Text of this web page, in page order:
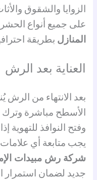
الزوايا والشقوق
على جميع أنواع
المنازل بطريقة
العناية بعد الرش
بعد الانتهاء من
الأسطح مباشرة
وفتح النوافذ للتهوية
يجب متابعة أي
شركة رش مبيدات
جديد لضمان استمرار